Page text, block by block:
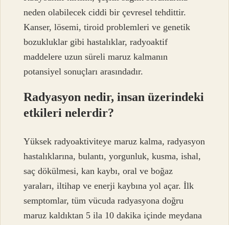
neden olabilecek ciddi bir çevresel tehdittir.
Kanser, lösemi, tiroid problemleri ve genetik
bozukluklar gibi hastalıklar, radyoaktif
maddelere uzun süreli maruz kalmanın
potansiyel sonuçları arasındadır.
Radyasyon nedir, insan üzerindeki
etkileri nelerdir?
Yüksek radyoaktiviteye maruz kalma, radyasyon
hastalıklarına, bulantı, yorgunluk, kusma, ishal,
saç dökülmesi, kan kaybı, oral ve boğaz
yaraları, iltihap ve enerji kaybına yol açar. İlk
semptomlar, tüm vücuda radyasyona doğru
maruz kaldıktan 5 ila 10 dakika içinde meydana